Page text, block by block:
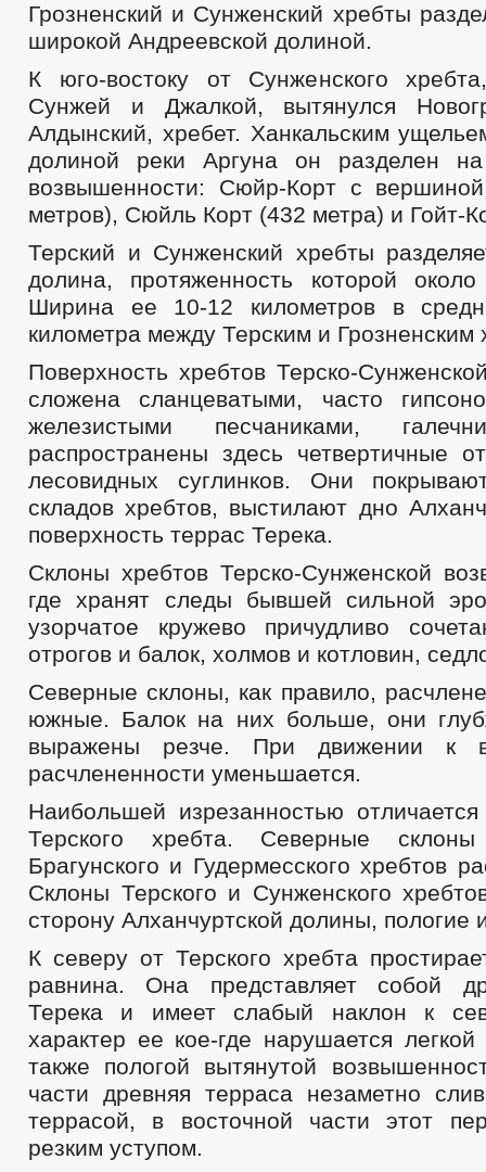
Грозненский и Сунженский хребты
широкой Андреевской долиной.
К юго-востоку от Сунженского
Сунжей и Джалкой, вытянулся
Алдынский, хребет. Ханкальским
долиной реки Аргуна он разделен
возвышенности: Сюйр-Корт с
метров), Сюйль Корт (432 метра) и Гойт-
Терский и Сунженский хребты
долина, протяженность которой
Ширина ее 10-12 километров в
километра между Терским и Грозненским
Поверхность хребтов Терско-
сложена сланцеватыми, часто
железистыми песчаниками,
распространены здесь четвертичные
лесовидных суглинков. Они
складов хребтов, выстилают дно
поверхность террас Терека.
Склоны хребтов Терско-Сунженской
где хранят следы бывшей сильной
узорчатое кружево причудливо
отрогов и балок, холмов и котловин,
Северные склоны, как правило,
южные. Балок на них больше, они
выражены резче. При движении к
расчлененности уменьшается.
Наибольшей изрезанностью
Терского хребта. Северные склоны
Брагунского и Гудермесского хребтов
Склоны Терского и Сунженского
сторону Алханчуртской долины, пологие
К северу от Терского хребта
равнина. Она представляет собой
Терека и имеет слабый наклон к
характер ее кое-где нарушается
также пологой вытянутой
части древняя терраса незаметно
террасой, в восточной части этот
резким уступом.